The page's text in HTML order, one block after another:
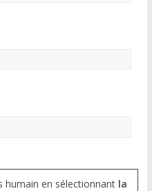
humain en sélectionnant la